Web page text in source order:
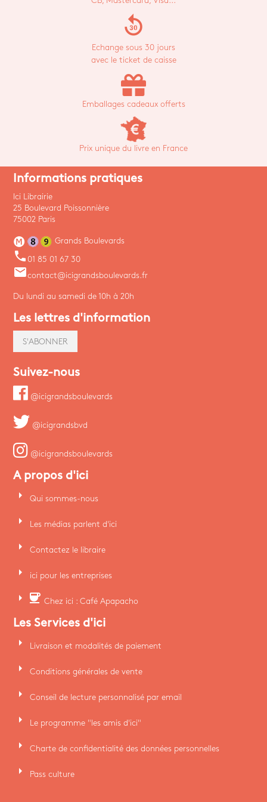
replay_30
Echange sous 30 jours
avec le ticket de caisse
Emballages cadeaux offerts
Prix unique du livre en France
Informations pratiques
Ici Librairie
25 Boulevard Poissonnière
75002 Paris
Grands Boulevards
phone 01 85 01 67 30
emailcontact@icigrandsboulevards.fr
Du lundi au samedi de 10h à 20h
Les lettres d'information
S'ABONNER
Suivez-nous
@icigrandsboulevards
@icigrandsbvd
@icigrandsboulevards
A propos d'ici
arrow_right Qui sommes-nous
arrow_right Les médias parlent d'ici
arrow_right Contactez le libraire
arrow_right ici pour les entreprises
arrow_right coffee Chez ici : Café Apapacho
Les Services d'ici
arrow_right Livraison et modalités de paiement
arrow_right Conditions générales de vente
arrow_right Conseil de lecture personnalisé par email
arrow_right Le programme "les amis d'ici"
arrow_right Charte de confidentialité des données personnelles
arrow_right Pass culture